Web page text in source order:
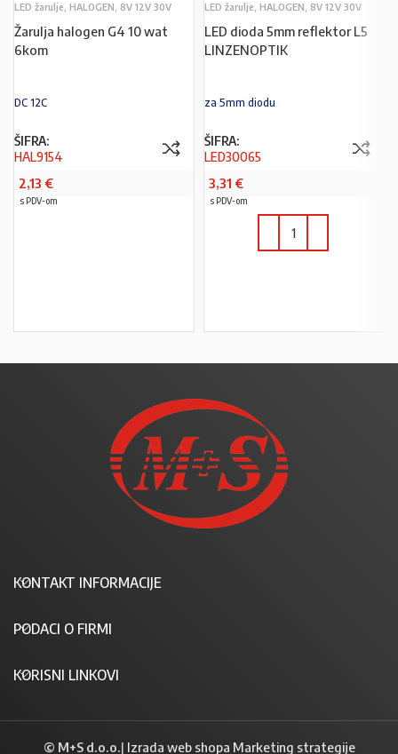
LED žarulje, HALOGEN, 8V 12V 30V
Žarulja halogen G4 10 wat
6kom
DC 12C
ŠIFRA:
HAL9154
2,13 €
s PDV-om
LED žarulje, HALOGEN, 8V 12V 30V
LED dioda 5mm reflektor L5
LINZENOPTIK
za 5mm diodu
ŠIFRA:
LED30065
3,31 €
s PDV-om
KONTAKT INFORMACIJE
PODACI O FIRMI
KORISNI LINKOVI
© M+S d.o.o. | Izrada web shopa Marketing strategije